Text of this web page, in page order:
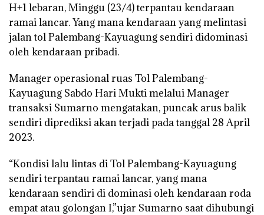
H+1 lebaran, Minggu (23/4) terpantau kendaraan
ramai lancar. Yang mana kendaraan yang melintasi
jalan tol Palembang-Kayuagung sendiri didominasi
oleh kendaraan pribadi.
Manager operasional ruas Tol Palembang-
Kayuagung Sabdo Hari Mukti melalui Manager
transaksi Sumarno mengatakan, puncak arus balik
sendiri diprediksi akan terjadi pada tanggal 28 April
2023.
“Kondisi lalu lintas di Tol Palembang-Kayuagung
sendiri terpantau ramai lancar, yang mana
kendaraan sendiri di dominasi oleh kendaraan roda
empat atau golongan I,”ujar Sumarno saat dihubungi